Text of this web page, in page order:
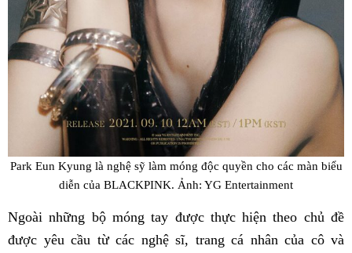
Park Eun Kyung là nghệ sỹ làm móng độc quyền cho các màn biểu
diễn của BLACKPINK. Ảnh: YG Entertainment
Ngoài những bộ móng tay được thực hiện theo chủ đề
được yêu cầu từ các nghệ sĩ, trang cá nhân của cô và